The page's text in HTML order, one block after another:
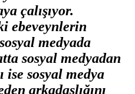
çalışıyor.
ebeveynlerin
medyada
sosyal medyadan
ise sosyal medya
arkadaşlığını